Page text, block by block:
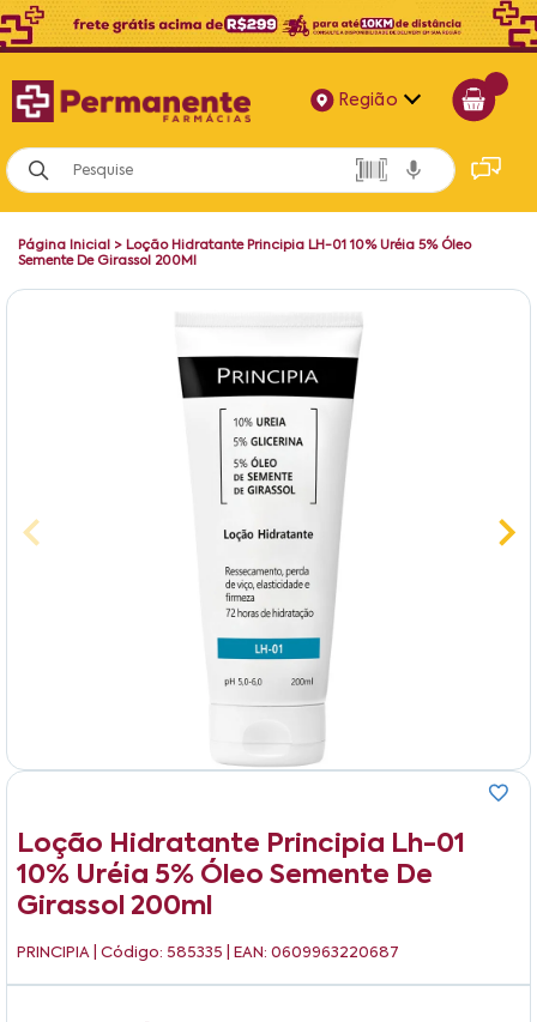
Região
Alagoas
Bahia
Página Inicial > Loção Hidratante Principia LH-01 10% Uréia 5% Óleo
Semente De Girassol 200Ml
Loção Hidratante Principia Lh-01
10% Uréia 5% Óleo Semente De
Girassol 200ml
PRINCIPIA | Código: 585335 | EAN: 0609963220687